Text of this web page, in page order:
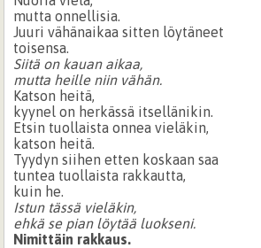
mutta onnellisia.
Juuri vähänaikaa sitten löytäneet
toisensa.
Siitä on kauan aikaa,
mutta heille niin vähän.
Katson heitä,
kyynel on herkässä itsellänikin.
Etsin tuollaista onnea vieläkin,
katson heitä.
Tyydyn siihen etten koskaan saa
tuntea tuollaista rakkautta,
kuin he.
Istun tässä vieläkin,
ehkä se pian löytää luokseni.
Nimittäin rakkaus.